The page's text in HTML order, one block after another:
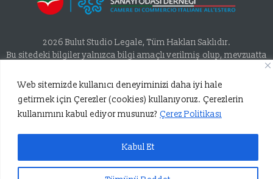
Web sitemizde kullanıcı deneyiminizi daha iyi hale
getirmek için Çerezler (cookies) kullanıyoruz. Çerezlerin
kullanımını kabul ediyor musunuz? Çerez Politikası
Kabul Et
2026 Bulut Studio Legale, Tüm Hakları Saklıdır.
Bu sitedeki bilgiler yalnızca bilgi amaçlı verilmiş olup, mevzuatta
takdirde bir avukat hizmetinden faydalanılmalıdır. Bu kapsamda
BULUT STUDIO LEGALE firmasının buradaki paylaşımlardan
kaynaklı olarak herhangi bir sorumluluğu yoktur. Ayrıca
buradaki paylaşımlar ticari amaçlı ya da yeni müvekkil ilişkisi
kurulma amaçlı olarak paylaşılmamakta Avukatlık Kanunu ve
TBB Meslek Kuralları çerçevesinde bilgilendirme amaçlı